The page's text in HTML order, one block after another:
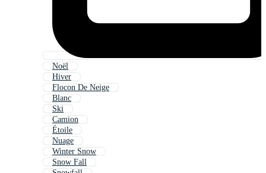
Noël
Hiver
Flocon De Neige
Blanc
Ski
Camion
Étoile
Nuage
Winter Snow
Snow Fall